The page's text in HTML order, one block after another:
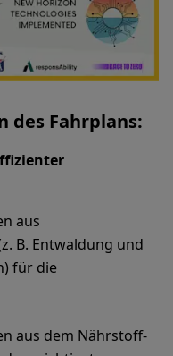
des Fahrplans:
aus
B. Entwaldung und
für die
aus dem Nährstoff-